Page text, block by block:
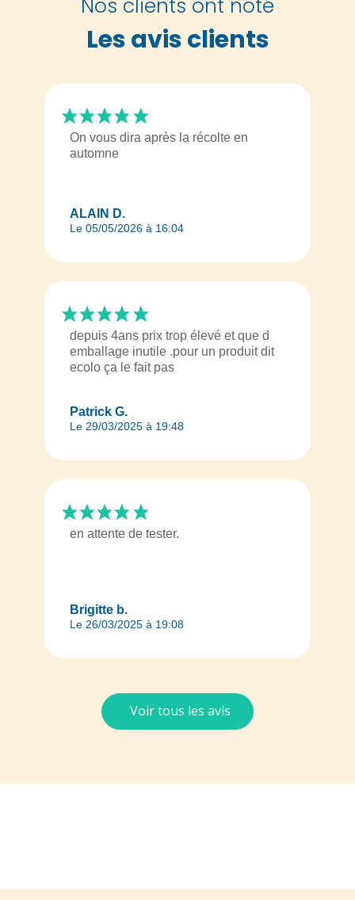
Nos clients ont noté
Les avis clients
ALAIN D.
Le 05/05/2026 à 16:04
On vous dira après la récolte en
automne
Patrick G.
Le 29/03/2025 à 19:48
depuis 4ans prix trop élevé et que d
emballage inutile .pour un produit dit
ecolo ça le fait pas
Brigitte b.
Le 26/03/2025 à 19:08
en attente de tester.
Voir tous les avis